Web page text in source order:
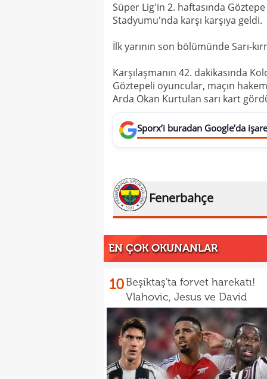
Süper Lig'in 2. haftasında
Stadyumu'nda karşı karşıya geldi.
İlk yarının son bölümünde Sarı-
Karşılaşmanın 42. dakikasında
Göztepeli oyuncular, maçın
Arda Okan Kurtulan sarı kart
Sporx’i buradan Google’da
Fenerbahçe
EN ÇOK OKUNANLAR
10Beşiktaş'ta forvet harekatı!
Vlahovic, Jesus ve David